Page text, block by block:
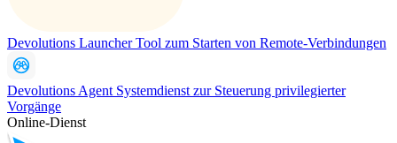
Devolutions LauncherTool zum Starten von Remote-Verbindungen
Devolutions Agent Systemdienst zur Steuerung privilegierter
Vorgänge
Online-Dienst